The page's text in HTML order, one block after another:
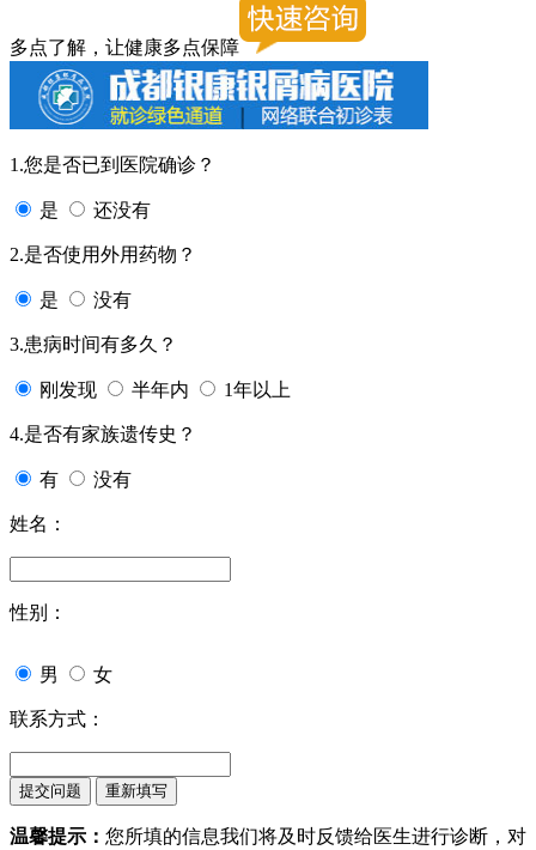
多点了解，让健康多点保障
1.您是否已到医院确诊？
是 还没有
2.是否使用外用药物？
是 没有
3.患病时间有多久？
刚发现 半年内 1年以上
4.是否有家族遗传史？
有 没有
姓名：
性别：
男 女
联系方式：
温馨提示： 您所填的信息我们将及时反馈给医生进行诊断，对